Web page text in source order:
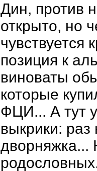
Дин, против
открыто, но
чувствуется
позиция к
виноваты
которые
ФЦИ... А тут
выкрики:
дворняжка...